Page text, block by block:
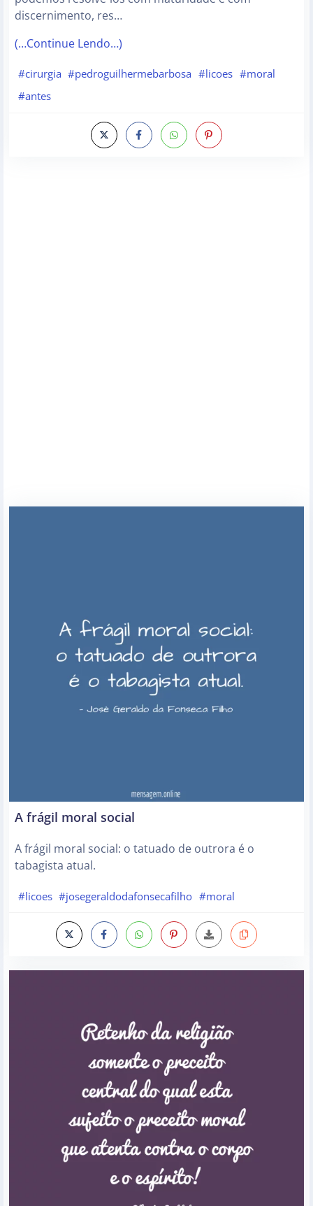
discernimento, res…
(…Continue Lendo…)
#cirurgia #pedroguilhermebarbosa #licoes #moral
#antes
A frágil moral social
A frágil moral social: o tatuado de outrora é o
tabagista atual.
#licoes #josegeraldodafonsecafilho #moral